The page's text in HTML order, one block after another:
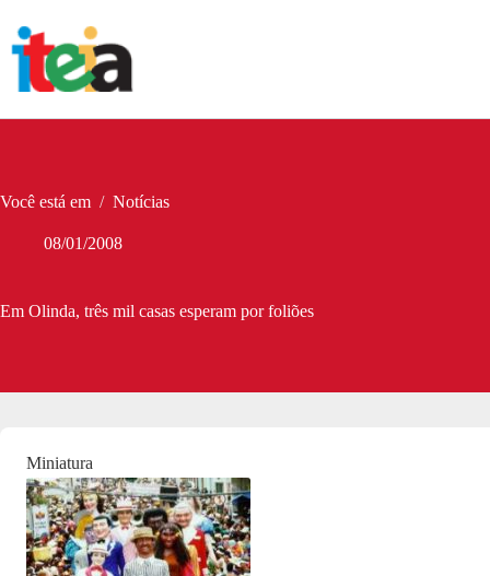
para
conteúdo
Você está em / Notícias
08/01/2008
Em Olinda, três mil casas esperam por foliões
Miniatura